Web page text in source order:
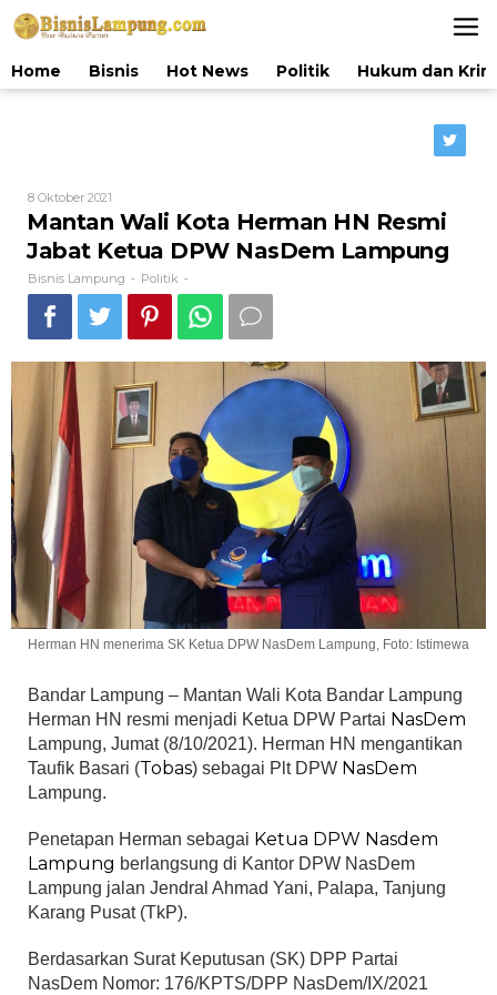
Lewati
ke
Home
Bisnis Hot News Politik Hukum dan
8 Oktober 2021
Bisnis
Lampung
Mantan Wali Kota Herman HN Resmi
Jabat Ketua DPW NasDem Lampung
Bisnis Lampung - Politik -
Herman HN menerima SK Ketua DPW NasDem Lampung, Foto: Istimewa
Bandar Lampung – Mantan Wali Kota Bandar Lampung
Herman HN resmi menjadi Ketua DPW Partai NasDem
Lampung, Jumat (8/10/2021). Herman HN mengantikan
Taufik Basari (Tobas) sebagai Plt DPW NasDem
Lampung.
Penetapan Herman sebagai Ketua DPW Nasdem
Lampung berlangsung di Kantor DPW NasDem
Lampung jalan Jendral Ahmad Yani, Palapa, Tanjung
Karang Pusat (TkP).
Berdasarkan Surat Keputusan (SK) DPP Partai
NasDem Nomor: 176/KPTS/DPP NasDem/IX/2021